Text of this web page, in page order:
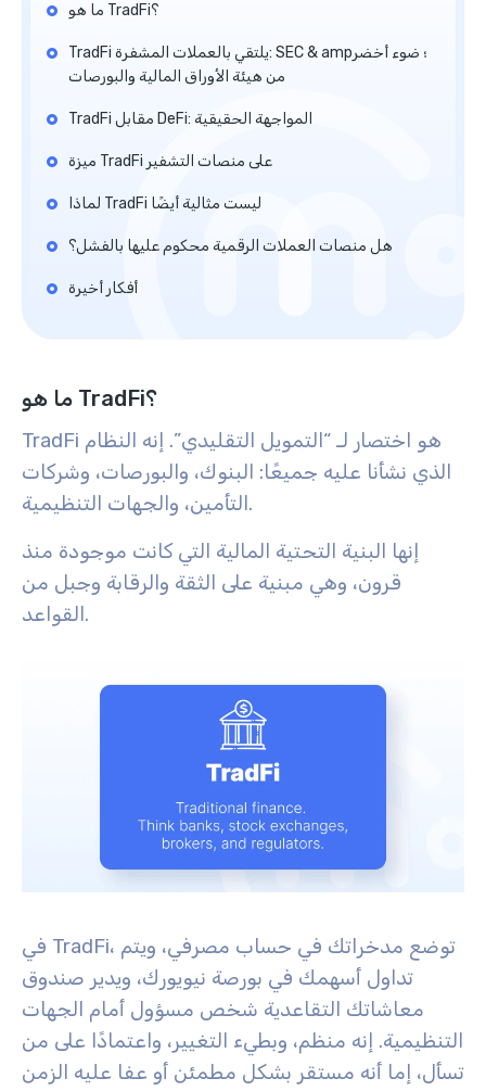
ما هو TradFi؟
TradFi يلتقي بالعملات المشفرة: SEC & amp؛ ضوء أخضر
من هيئة الأوراق المالية والبورصات
TradFi مقابل DeFi: المواجهة الحقيقية
ميزة TradFi على منصات التشفير
لماذا TradFi ليست مثالية أيضًا
هل منصات العملات الرقمية محكوم عليها بالفشل؟
أفكار أخيرة
ما هو TradFi؟
TradFi هو اختصار لـ “التمويل التقليدي”. إنه النظام
الذي نشأنا عليه جميعًا: البنوك، والبورصات، وشركات
التأمين، والجهات التنظيمية.
إنها البنية التحتية المالية التي كانت موجودة منذ
قرون، وهي مبنية على الثقة والرقابة وجبل من
القواعد.
في TradFi، توضع مدخراتك في حساب مصرفي، ويتم
تداول أسهمك في بورصة نيويورك، ويدير صندوق
معاشاتك التقاعدية شخص مسؤول أمام الجهات
التنظيمية. إنه منظم، وبطيء التغيير، واعتمادًا على من
تسأل، إما أنه مستقر بشكل مطمئن أو عفا عليه الزمن